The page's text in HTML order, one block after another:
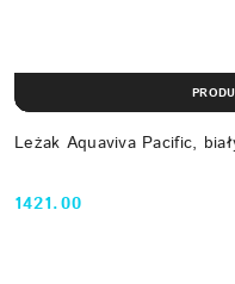
Leżak Aquaviva Pacific,
Cena:
1421.00